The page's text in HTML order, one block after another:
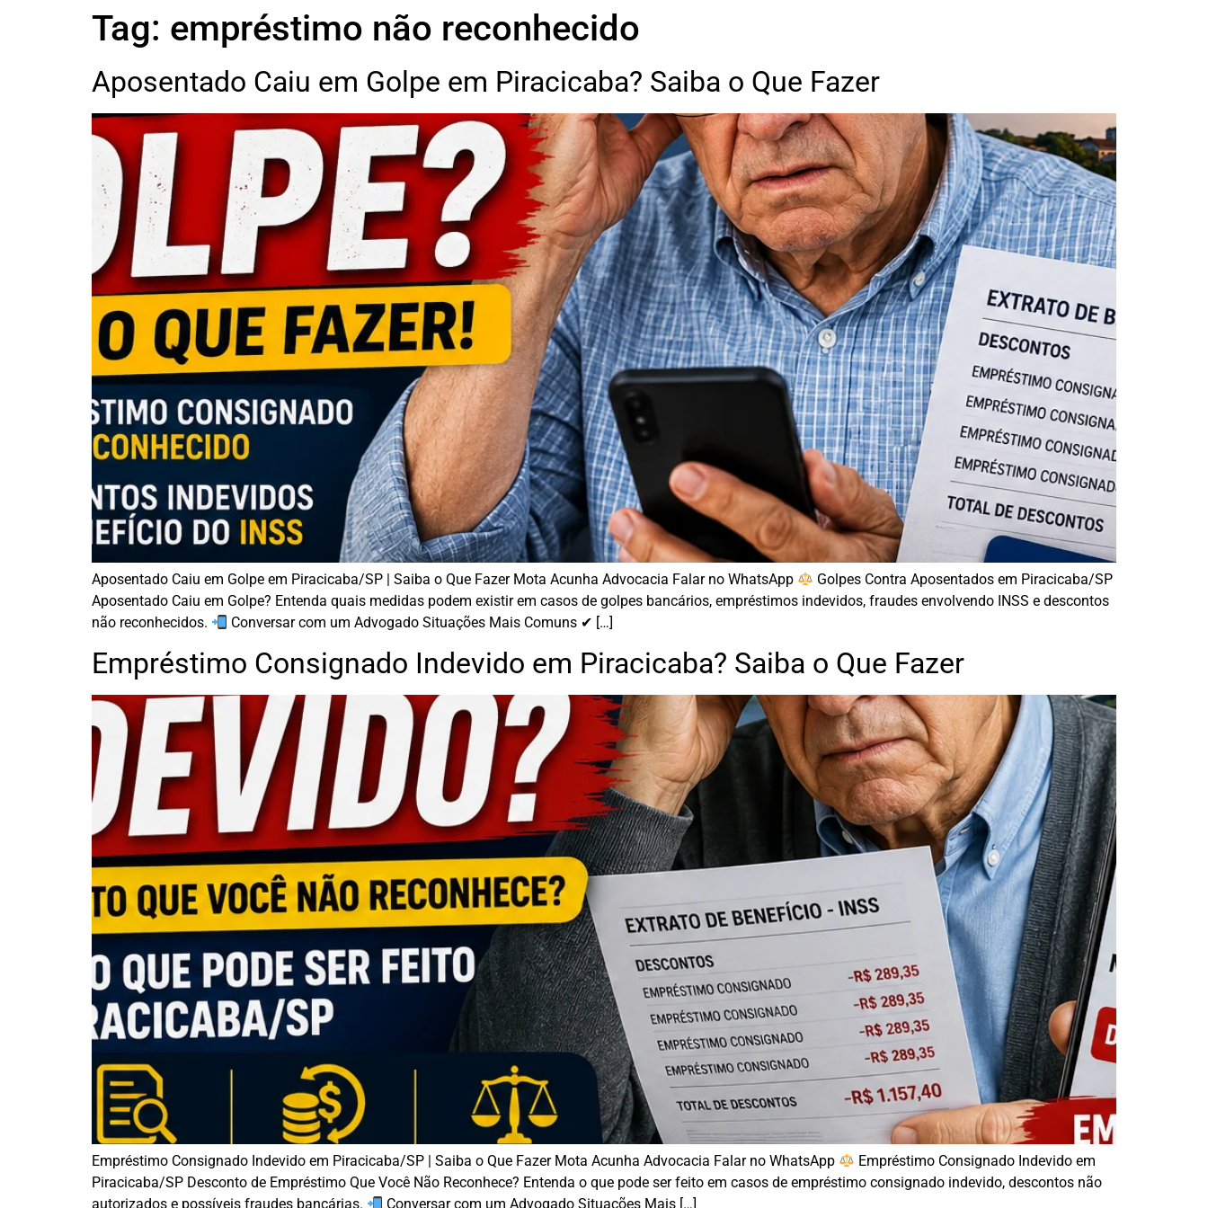
Tag: empréstimo não reconhecido
Aposentado Caiu em Golpe em Piracicaba? Saiba o Que Fazer
Aposentado Caiu em Golpe em Piracicaba/SP | Saiba o Que Fazer Mota Acunha Advocacia Falar no WhatsApp
Golpes Contra Aposentados em Piracicaba/SP
Aposentado Caiu em Golpe? Entenda quais medidas podem existir em casos de golpes bancários, empréstimos indevidos, fraudes envolvendo INSS e descontos
não reconhecidos.
Conversar com um Advogado Situações Mais Comuns ✔ […]
Empréstimo Consignado Indevido em Piracicaba? Saiba o Que Fazer
Empréstimo Consignado Indevido em Piracicaba/SP | Saiba o Que Fazer Mota Acunha Advocacia Falar no WhatsApp
Empréstimo Consignado Indevido em
Piracicaba/SP Desconto de Empréstimo Que Você Não Reconhece? Entenda o que pode ser feito em casos de empréstimo consignado indevido, descontos não
autorizados e possíveis fraudes bancárias.
Conversar com um Advogado Situações Mais […]